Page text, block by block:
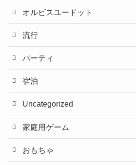
オルビスユードット
流行
パーティ
宿泊
Uncategorized
家庭用ゲーム
おもちゃ